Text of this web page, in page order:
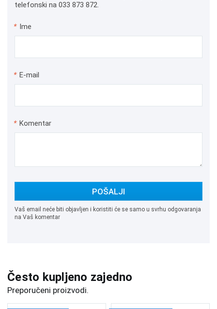
telefonski na 033 873 872.
* Ime
* E-mail
* Komentar
POŠALJI
Vaš email neće biti objavljen i koristiti će se samo u svrhu odgovaranja
na Vaš komentar
Često kupljeno zajedno
Preporučeni proizvodi.